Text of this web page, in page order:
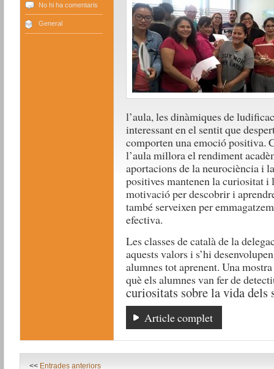
No hi ha comentaris
General
l’aula, les dinàmiques de
interessant en el sentit que
comporten una emoció positiva.
l’aula millora el rendiment
aportacions de la neurociència i
positives mantenen la curiositat i
motivació per descobrir i
també serveixen per
efectiva.
Les classes de català de la
aquests valors i s’hi
alumnes tot aprenent. Una
què els alumnes van fer de
curiositats sobre la vida dels
Article complet
<< Entrades anteriors